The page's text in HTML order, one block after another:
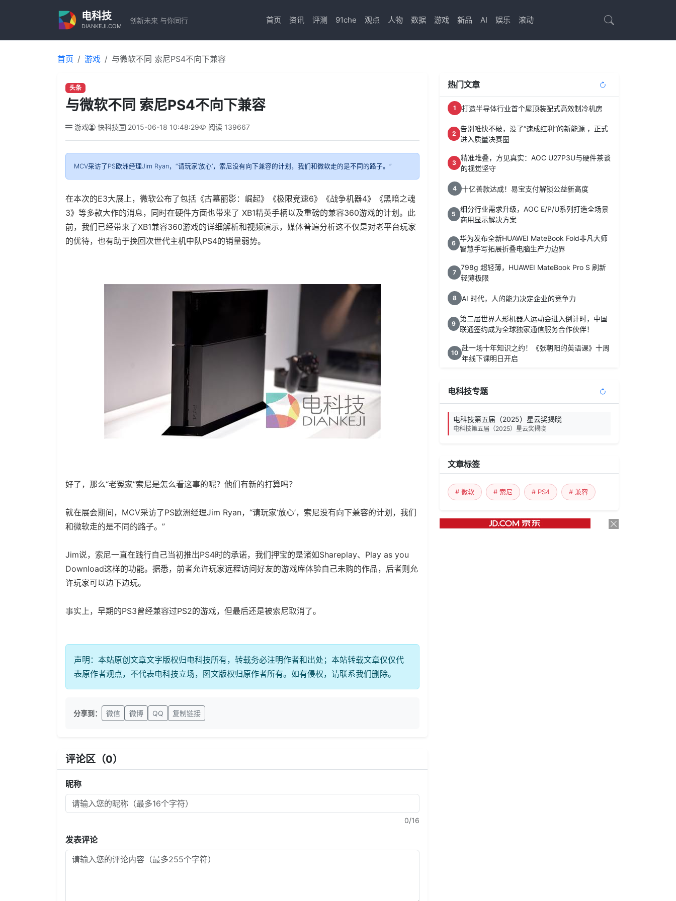
电科技
DIANKEJI.COM
创新未来 与你同行 首页 资讯 评测 91che 观点 人物 数据 游戏 新品 AI 娱乐 滚动
首页 游戏 与微软不同 索尼PS4不向下兼容
头条
与微软不同 索尼PS4不向下兼容
游戏 快科技 2015-06-18 10:48:29 阅读 139667
MCV采访了PS欧洲经理Jim Ryan，“请玩家‘放心’，索尼没有向下兼容的计划，我们和微软走的是不同的路子。”
在本次的E3大展上，微软公布了包括《古墓丽影：崛起》《极限竞速6》《战争机器4》《黑暗之魂
3》等多款大作的消息，同时在硬件方面也带来了 XB1精英手柄以及重磅的兼容360游戏的计划。此
前，我们已经带来了XB1兼容360游戏的详细解析和视频演示，媒体普遍分析这不仅是对老平台玩家
的优待，也有助于挽回次世代主机中队PS4的销量弱势。
好了，那么“老冤家”索尼是怎么看这事的呢？他们有新的打算吗？
就在展会期间，MCV采访了PS欧洲经理Jim Ryan，“请玩家‘放心’，索尼没有向下兼容的计划，我们
和微软走的是不同的路子。”
Jim说，索尼一直在践行自己当初推出PS4时的承诺，我们押宝的是诸如Shareplay、Play as you
Download这样的功能。据悉，前者允许玩家远程访问好友的游戏库体验自己未购的作品，后者则允
许玩家可以边下边玩。
事实上，早期的PS3曾经兼容过PS2的游戏，但最后还是被索尼取消了。
声明：本站原创文章文字版权归电科技所有，转载务必注明作者和出处；本站转载文章仅仅代
表原作者观点，不代表电科技立场，图文版权归原作者所有。如有侵权，请联系我们删除。
分享到： 微信 微博 QQ 复制链接
评论区（0）
昵称
0/16
发表评论
热门文章
1 打造半导体行业首个屋顶装配式高效制冷机房
2
告别唯快不破，没了“速成红利”的新能源 ，正式
进入质量决赛圈
3
精准堆叠，方见真实：AOC U27P3U与硬件茶谈
的视觉坚守
4 十亿善款达成！易宝支付解锁公益新高度
5
细分行业需求升级，AOC E/P/U系列打造全场景
商用显示解决方案
6
华为发布全新HUAWEI MateBook Fold非凡大师
智慧手写拓展折叠电脑生产力边界
7
798g 超轻薄，HUAWEI MateBook Pro S 刷新
轻薄极限
8 AI 时代，人的能力决定企业的竞争力
9
第二届世界人形机器人运动会进入倒计时，中国
联通签约成为全球独家通信服务合作伙伴！
10
赴一场十年知识之约！《张朝阳的英语课》十周
年线下课明日开启
电科技专题
电科技第五届（2025）星云奖揭晓
电科技第五届（2025）星云奖揭晓
文章标签
# 微软 # 索尼 # PS4 # 兼容